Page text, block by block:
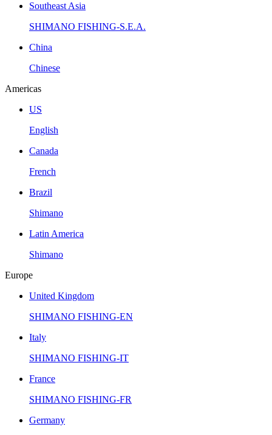
Southeast Asia
SHIMANO FISHING-S.E.A.
China
Chinese
Americas
US
English
Canada
French
Brazil
Shimano
Latin America
Shimano
Europe
United Kingdom
SHIMANO FISHING-EN
Italy
SHIMANO FISHING-IT
France
SHIMANO FISHING-FR
Germany